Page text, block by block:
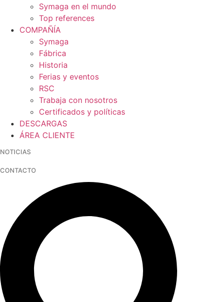
Symaga en el mundo
Top references
COMPAÑÍA
Symaga
Fábrica
Historia
Ferias y eventos
RSC
Trabaja con nosotros
Certificados y políticas
DESCARGAS
ÁREA CLIENTE
NOTICIAS
CONTACTO